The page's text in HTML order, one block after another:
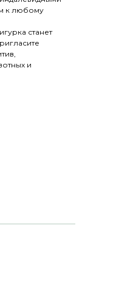
к любому
станет
и